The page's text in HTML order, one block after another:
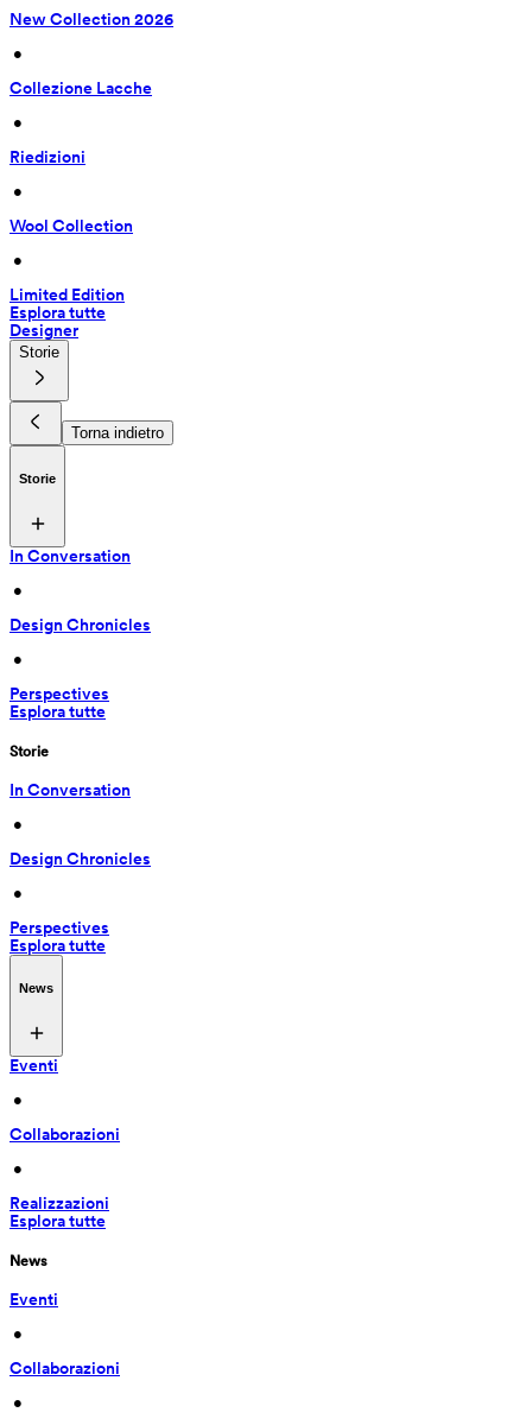
New Collection 2026
•
Collezione Lacche
•
Riedizioni
•
Wool Collection
•
Limited Edition
Esplora tutte
Designer
Storie
Torna indietro
Storie
In Conversation
•
Design Chronicles
•
Perspectives
Esplora tutte
Storie
In Conversation
•
Design Chronicles
•
Perspectives
Esplora tutte
News
Eventi
•
Collaborazioni
•
Realizzazioni
Esplora tutte
News
Eventi
•
Collaborazioni
•